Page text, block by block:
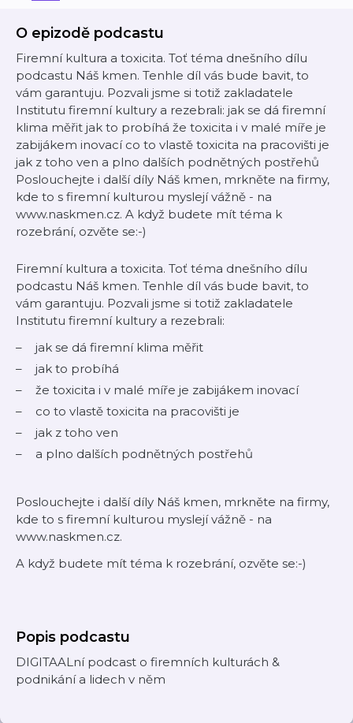
O epizodě podcastu
Firemní kultura a toxicita. Toť téma dnešního dílu
podcastu Náš kmen. Tenhle díl vás bude bavit, to
vám garantuju. Pozvali jsme si totiž zakladatele
Institutu firemní kultury a rezebrali: jak se dá firemní
klima měřit jak to probíhá že toxicita i v malé míře je
zabijákem inovací co to vlastě toxicita na pracovišti je
jak z toho ven a plno dalších podnětných postřehů
Poslouchejte i další díly Náš kmen, mrkněte na firmy,
kde to s firemní kulturou myslejí vážně - na
www.naskmen.cz. A když budete mít téma k
rozebrání, ozvěte se:-)
Firemní kultura a toxicita. Toť téma dnešního dílu
podcastu Náš kmen. Tenhle díl vás bude bavit, to
vám garantuju. Pozvali jsme si totiž zakladatele
Institutu firemní kultury a rezebrali:
jak se dá firemní klima měřit
jak to probíhá
že toxicita i v malé míře je zabijákem inovací
co to vlastě toxicita na pracovišti je
jak z toho ven
a plno dalších podnětných postřehů
Poslouchejte i další díly Náš kmen, mrkněte na firmy,
kde to s firemní kulturou myslejí vážně - na
www.naskmen.cz.
A když budete mít téma k rozebrání, ozvěte se:-)
Popis podcastu
DIGITAALní podcast o firemních kulturách &
podnikání a lidech v něm